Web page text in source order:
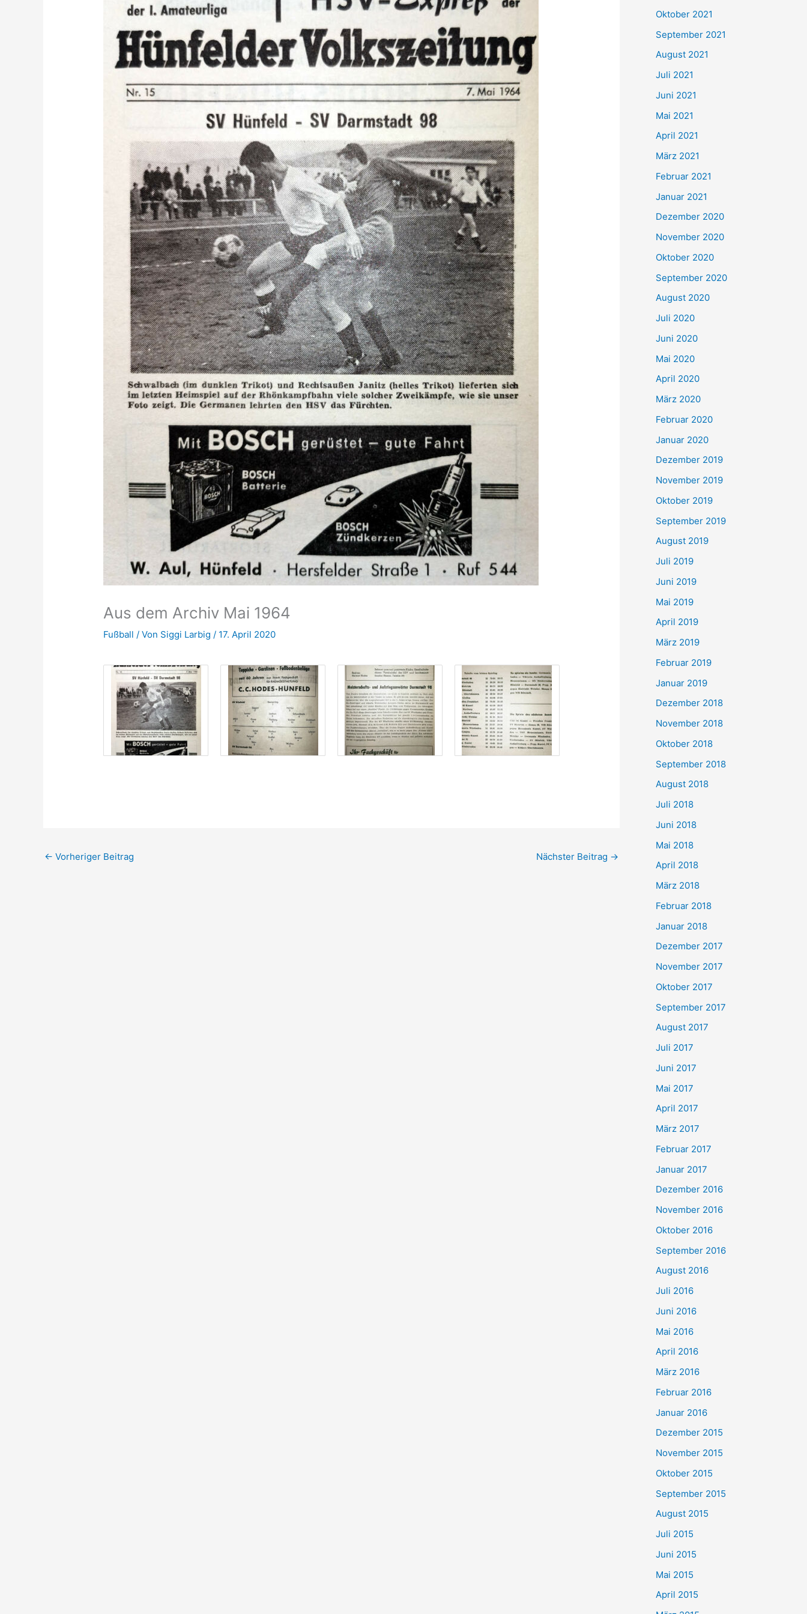
Aus dem Archiv Mai 1964
Fußball / Von Siggi Larbig/ 17. April 2020
← Vorheriger Beitrag Nächster Beitrag →
e
n
h
:
Oktober 2021
September 2021
August 2021
Juli 2021
Juni 2021
Mai 2021
April 2021
März 2021
Februar 2021
Januar 2021
Dezember 2020
November 2020
Oktober 2020
September 2020
August 2020
Juli 2020
Juni 2020
Mai 2020
April 2020
März 2020
Februar 2020
Januar 2020
Dezember 2019
November 2019
Oktober 2019
September 2019
August 2019
Juli 2019
Juni 2019
Mai 2019
April 2019
März 2019
Februar 2019
Januar 2019
Dezember 2018
November 2018
Oktober 2018
September 2018
August 2018
Juli 2018
Juni 2018
Mai 2018
April 2018
März 2018
Februar 2018
Januar 2018
Dezember 2017
November 2017
Oktober 2017
September 2017
August 2017
Juli 2017
Juni 2017
Mai 2017
April 2017
März 2017
Februar 2017
Januar 2017
Dezember 2016
November 2016
Oktober 2016
September 2016
August 2016
Juli 2016
Juni 2016
Mai 2016
April 2016
März 2016
Februar 2016
Januar 2016
Dezember 2015
November 2015
Oktober 2015
September 2015
August 2015
Juli 2015
Juni 2015
Mai 2015
April 2015